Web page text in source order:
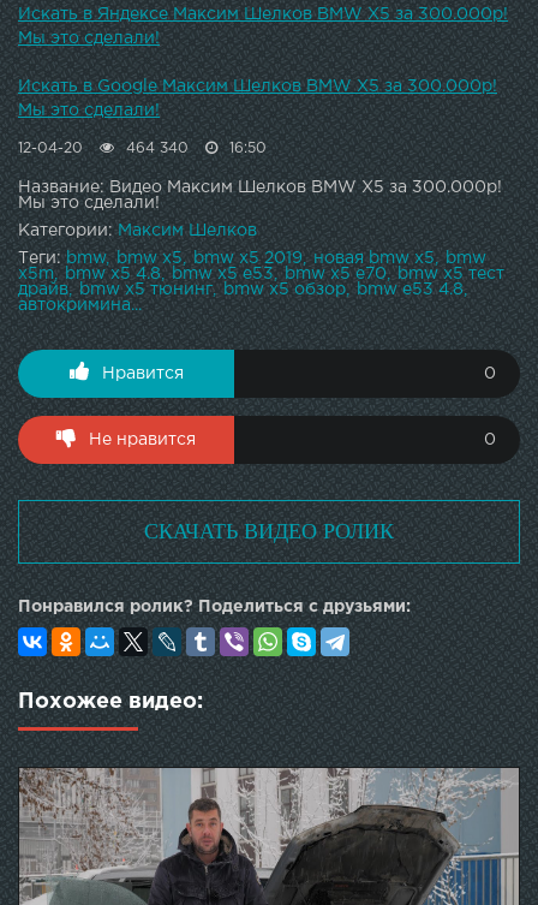
проведена дополнительная автоэкспертиза, по
результатам которой BMW X5 была полностью
идентифицированна, нанесли дополнительную
полицейскую маркировку и поставили на учет в ГАИ,
получили новый ПТС и номера. В этой ситуации можно
сделать однозначный вывод, если ваша проблема может
решиться в законном и правовом поле, не стоит опускать
руки.
Искать в Яндексе Максим Шелков BMW X5 за 300.000р!
Мы это сделали!
Искать в Google Максим Шелков BMW X5 за 300.000р!
Мы это сделали!
12-04-20 464 340 16:50
Название: Видео Максим Шелков BMW X5 за 300.000р!
Мы это сделали!
Категории: Максим Шелков
Теги:bmw bmw x5 bmw x5 2019 новая bmw x5
bmw
x5m
bmw x5 4.8 bmw x5 e53 bmw x5 e70
bmw x5 тест
драйв
bmw x5 тюнинг bmw x5 обзор
bmw e53 4.8
автокримина...
Нравится 0
Не нравится 0
СКАЧАТЬ ВИДЕО РОЛИК
Понравился ролик? Поделиться с друзьями:
Похожее видео: